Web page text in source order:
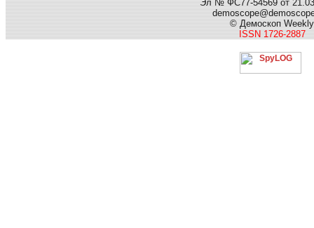
Эл № ФС77-54569 от
© Демоскоп Weekly
ISSN 1726-2887